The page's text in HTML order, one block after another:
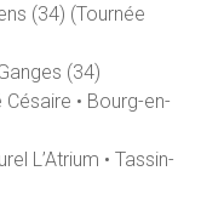
(34) (Tournée
(34)
• Bourg-en-
L’Atrium • Tassin-